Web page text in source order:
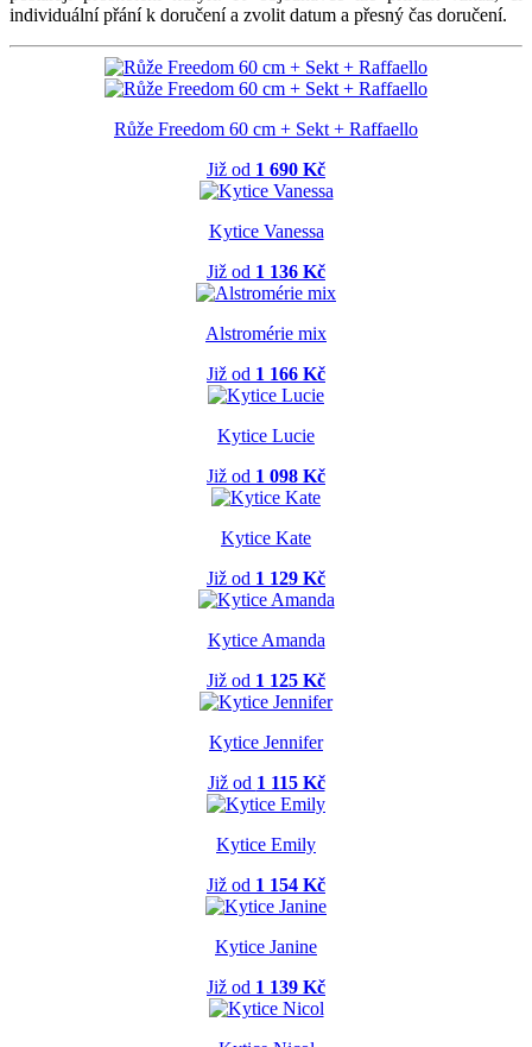
individuální přání k doručení a zvolit datum a přesný čas doručení.
Růže Freedom 60 cm + Sekt + Raffaello
Již od 1 690 Kč
Kytice Vanessa
Již od 1 136 Kč
Alstromérie mix
Již od 1 166 Kč
Kytice Lucie
Již od 1 098 Kč
Kytice Kate
Již od 1 129 Kč
Kytice Amanda
Již od 1 125 Kč
Kytice Jennifer
Již od 1 115 Kč
Kytice Emily
Již od 1 154 Kč
Kytice Janine
Již od 1 139 Kč